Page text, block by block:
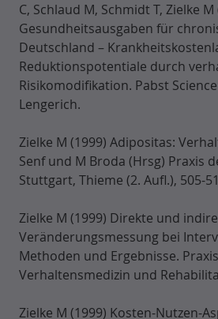
C, Schlaud M, Schmidt T, Zielke
Gesundheitsausgaben für
Deutschland –
Reduktionspotentiale durch
Risikomodifikation. Pabst
Lengerich.
Zielke M (1999) Adipositas:
Senf und M Broda (Hrsg) Praxis
Stuttgart, Thieme (2. Aufl.), 505-
Zielke M (1999) Direkte und
Veränderungsmessung bei
Methoden und Ergebnisse.
Verhaltensmedizin und
Zielke M (1999) Kosten-Nutzen-